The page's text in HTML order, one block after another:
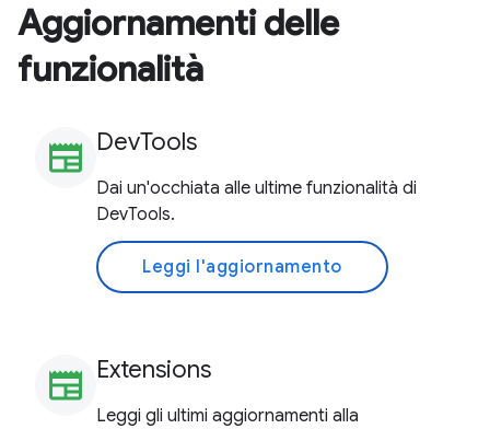
Aggiornamenti delle
funzionalità
newspaper DevTools
Dai un'occhiata alle ultime funzionalità di
DevTools.
Leggi l'aggiornamento
newspaper Extensions
Leggi gli ultimi aggiornamenti alla